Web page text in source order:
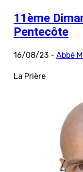
11ème
Pentecôte
16/08/23 - Abbé
La Prière